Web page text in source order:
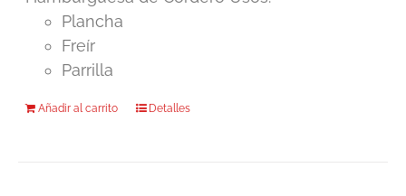
Plancha
Freír
Parrilla
Añadir al carrito Detalles